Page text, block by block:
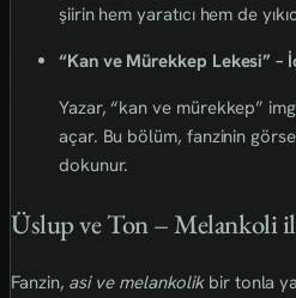
şiirin hem yaratıcı hem de
“Kan ve Mürekkep Lekesi” –
Yazar, “kan ve mürekkep”
açar. Bu bölüm, fanzinin
dokunur.
Üslup ve Ton – Melankoli
Fanzin, asi ve melankolikbir tonla